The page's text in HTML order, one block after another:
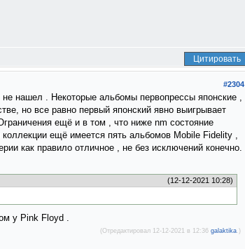
Цитировать
#2304
нашел . Некоторые альбомы первопрессы японские ,
но все равно первый японский явно выигрывает
ещё и в том , что ниже nm состояние
ещё имеется пять альбомов Mobile Fidelity ,
как правило отличное , не без исключений конечно.
(12-12-2021 10:28)
у Pink Floyd .
(Отредактировал 12-12-2021 в 12:36 galaktika.)